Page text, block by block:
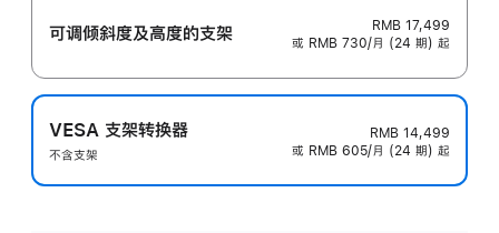
可调倾斜度及高‍度的支‍架
RMB 17,499
或 RMB 730/月 (24 期) 起
VESA 支架转换器
不含支架
RMB 14,499
或 RMB 605/月 (24 期) 起